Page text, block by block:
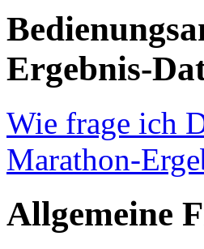
Ergebnis-
Wie frage ich
Marathon-
Allgemeine